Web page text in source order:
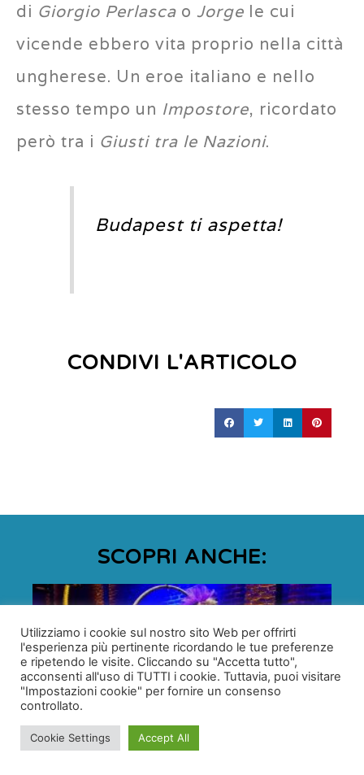
di Giorgio Perlasca o Jorge le cui
vicende ebbero vita proprio nella città
ungherese. Un eroe italiano e nello
stesso tempo un Impostore, ricordato
però tra i Giusti tra le Nazioni.
Budapest ti aspetta!
CONDIVI L'ARTICOLO
SCOPRI ANCHE:
Utilizziamo i cookie sul nostro sito Web per offrirti
l'esperienza più pertinente ricordando le tue preferenze
e ripetendo le visite. Cliccando su "Accetta tutto",
acconsenti all'uso di TUTTI i cookie. Tuttavia, puoi visitare
"Impostazioni cookie" per fornire un consenso
controllato.
Cookie Settings Accept All